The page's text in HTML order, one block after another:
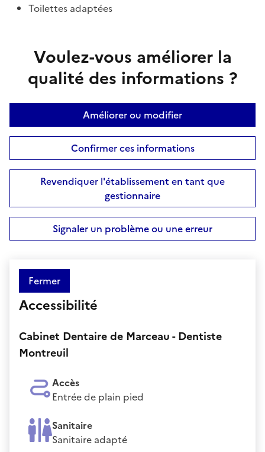
Toilettes adaptées
Voulez-vous améliorer la
qualité des informations ?
Améliorer ou modifier
Confirmer ces informations
Revendiquer l'établissement en tant que
gestionnaire
Signaler un problème ou une erreur
Fermer
Accessibilité
Cabinet Dentaire de Marceau - Dentiste
Montreuil
Accès
Entrée de plain pied
Sanitaire
Sanitaire adapté